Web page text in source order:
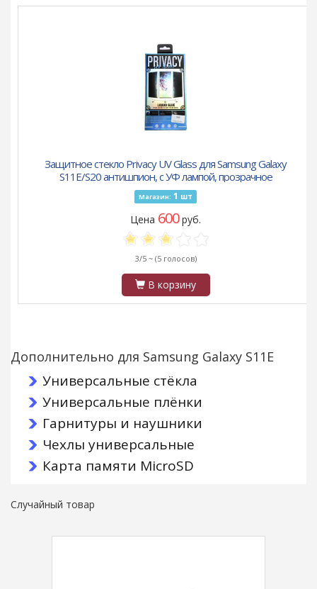
Защитное стекло Privacy UV Glass для Samsung Galaxy
S11E/S20 антишпион, с УФ лампой, прозрачное
Магазин: 1 шт
Цена 600руб.
3/5 ~ (5 голосов)
В корзину
Дополнительно для Samsung Galaxy S11E
Универсальные стёкла
Универсальные плёнки
Гарнитуры и наушники
Чехлы универсальные
Карта памяти MicroSD
Случайный товар